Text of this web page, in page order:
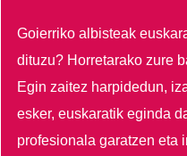
Goierriko albisteak
dituzu? Horretarako zure
Egin zaitez harpidedun,
esker, euskaratik eginda
profesionala garatzen eta